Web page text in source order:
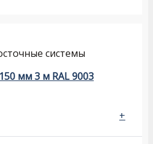
системы
мм 3 м RAL 9003
+